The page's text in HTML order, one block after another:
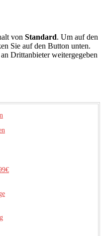
von Standard. Um auf den
Sie auf den Button unten.
Drittanbieter weitergegeben